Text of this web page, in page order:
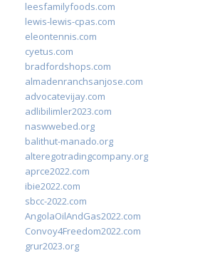
leesfamilyfoods.com
lewis-lewis-cpas.com
eleontennis.com
cyetus.com
bradfordshops.com
almadenranchsanjose.com
advocatevijay.com
adlibilimler2023.com
naswwebed.org
balithut-manado.org
alteregotradingcompany.org
aprce2022.com
ibie2022.com
sbcc-2022.com
AngolaOilAndGas2022.com
Convoy4Freedom2022.com
grur2023.org